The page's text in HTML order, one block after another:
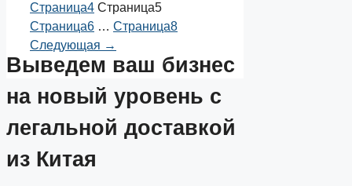
Страница4 Страница5
Страница6 … Страница8
Следующая →
Выведем ваш бизнес
на новый уровень с
легальной доставкой
из Китая